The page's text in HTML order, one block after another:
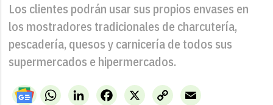
Los clientes podrán usar sus propios envases en
los mostradores tradicionales de charcutería,
pescadería, quesos y carnicería de todos sus
supermercados e hipermercados.
WhatsAppLinkedIn X
Facebook
Copy
Link
Email